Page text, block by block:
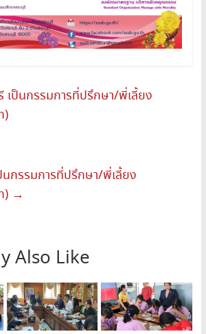
เป็นกรรมการที่ปรึกษา/พี่เลี้ยง
กรรมการที่ปรึกษา/พี่เลี้ยง
→
Also Like